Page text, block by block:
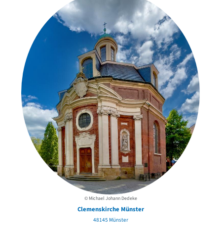
© Michael Johann Dedeke
Clemenskirche Münster
48145 Münster